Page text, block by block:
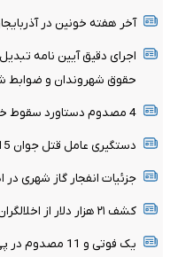
آخر هفته خونین در آذربایجان غربی/ ۵۱ نفر قربانی
اجرای دقیق آیین نامه
حقوق شهروندان و ضوابط
4 مصدوم دستاورد سقوط خودرو به داخل کانال در محور قم به گرمسار
دستگیری عامل قتل جوان 15 ساله اهل شهرستان قروه
جزئیات انفجار گاز شهری در
کشف ۲۱ هزار دلار از اخلالگران اقتصادی در شیراز
یک فوتی و 11